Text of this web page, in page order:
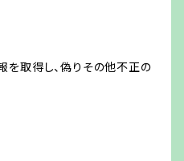
を取得し、偽りその他不正の